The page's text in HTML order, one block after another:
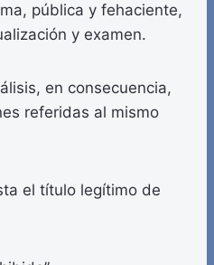
pública y fehaciente,
y examen.
en consecuencia,
referidas al mismo
el título legítimo de